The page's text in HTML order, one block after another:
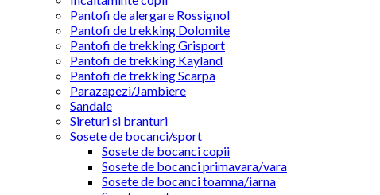
Pantofi de alergare Rossignol
Pantofi de trekking Dolomite
Pantofi de trekking Grisport
Pantofi de trekking Kayland
Pantofi de trekking Scarpa
Parazapezi/Jambiere
Sandale
Sireturi si branturi
Sosete de bocanci/sport
Sosete de bocanci copii
Sosete de bocanci primavara/vara
Sosete de bocanci toamna/iarna